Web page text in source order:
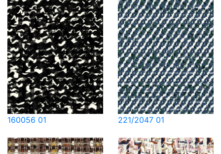
160056 01 221/2047 01